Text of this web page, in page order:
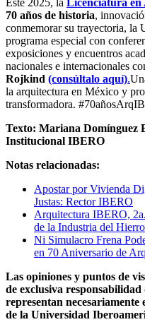
Este 2025, la Licenciatura
70 años de historia,
conmemorar su trayectoria, la
programa especial con
exposiciones y encuentros
nacionales e internacionales
Rojkind (consúltalo aquí).
la arquitectura en México y
transformadora.
Texto: Mariana Domínguez
Institucional IBERO
Notas relacionadas:
Apostar por Vivienda
Justas: Rector IBERO
Arquitectura IBERO,
de la Industria del
Ni Simulacro Frena
en 70 Aniversario de
Las opiniones y puntos de
de exclusiva responsabilidad
representan
de la Universidad